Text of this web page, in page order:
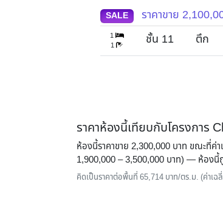
SALE ราคาขาย
1
1
ชั้น 11 ตึก
ราคาห้องนี้เทียบกับโครงการ
ห้องนี้ราคาขาย 2,300,000 บาท ขณะที่ค่
1,900,000 – 3,500,000 บาท) — ห้องนี้
คิดเป็นราคาต่อพื้นที่ 65,714 บาท/ตร.ม. (ค่าเฉ